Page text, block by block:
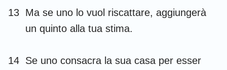
13 Ma se uno lo vuol riscattare, aggiungerà
un quinto alla tua stima.
14 Se uno consacra la sua casa per esser